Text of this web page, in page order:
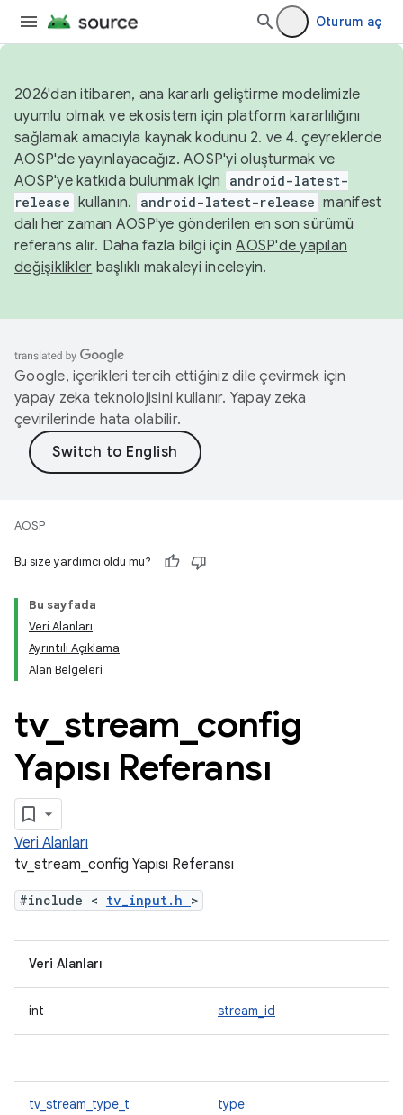
Oturum aç
2026'dan itibaren, ana kararlı geliştirme modelimizle
uyumlu olmak ve ekosistem için platform kararlılığını
sağlamak amacıyla kaynak kodunu 2. ve 4. çeyreklerde
AOSP'de yayınlayacağız. AOSP'yi oluşturmak ve
AOSP'ye katkıda bulunmak için
android-latest-
release kullanın. android-latest-release manifest
dalı her zaman AOSP'ye gönderilen en son sürümü
referans alır. Daha fazla bilgi içinAOSP'de yapılan
değişiklikler başlıklı makaleyi inceleyin.
Google, içerikleri tercih ettiğiniz dile çevirmek için
yapay zeka teknolojisini kullanır. Yapay zeka
çevirilerinde hata olabilir.
AOSP
Bu size yardımcı oldu mu?
Bu sayfada
Veri Alanları
Ayrıntılı Açıklama
Alan Belgeleri
tv_ stream config
Yapısı Referansı
Veri Alanları
tv_stream_config Yapısı Referansı
#include < tv_input.h >
Veri Alanları
int stream_id
tv_stream_type_t type